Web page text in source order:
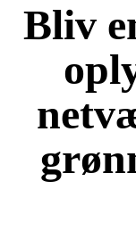
Bliv